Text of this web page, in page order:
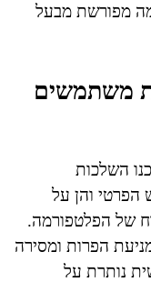
מפורשת מבעל
משתמשים
השלכות
והן על
של הפלטפורמה.
הפרות ומסירה
נותרת על